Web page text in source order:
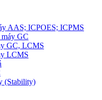
AAS; ICPOES; ICPMS
GC
GC, LCMS
LCMS
(Stability)